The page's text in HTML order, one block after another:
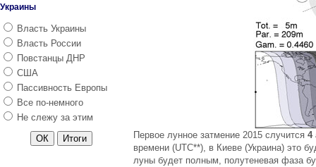
Первое лунное затмение 2015 случится 4
времени (UTC**), в Киеве (Украина) это
луны будет полным, полутеневая фаза
Посевная таблица 2015
Посевной календарь 2015
Лунный календарь
красоты
2014 год
2013 год
2012 год
2011 год
Календарь рыболова 2015
Украины
Власть Украины
Власть России
Повстанцы ДНР
США
Пассивность Европы
Все по-немного
Не слежу за этим